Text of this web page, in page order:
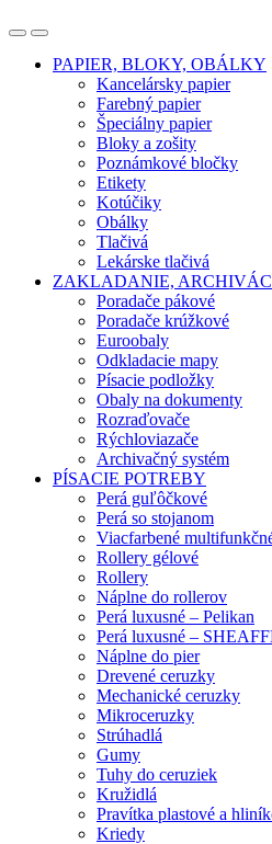
OpenClose
PAPIER, BLOKY, OBÁLKY
Kancelársky papier
Farebný papier
Špeciálny papier
Bloky a zošity
Poznámkové bločky
Etikety
Kotúčiky
Obálky
Tlačivá
Lekárske tlačivá
ZAKLADANIE,
Poradače pákové
Poradače krúžkové
Euroobaly
Odkladacie mapy
Písacie podložky
Obaly na dokumenty
Rozraďovače
Rýchloviazače
Archivačný systém
PÍSACIE POTREBY
Perá guľôčkové
Perá so stojanom
Viacfarbené
Rollery gélové
Rollery
Náplne do rollerov
Perá luxusné – Pelikan
Perá luxusné –
Náplne do pier
Drevené ceruzky
Mechanické ceruzky
Mikroceruzky
Strúhadlá
Gumy
Tuhy do ceruziek
Kružidlá
Pravítka plastové a
Kriedy